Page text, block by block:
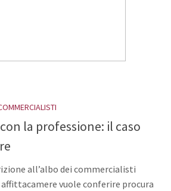
la professione: il caso
all’albo dei commercialisti
vuole conferire procura